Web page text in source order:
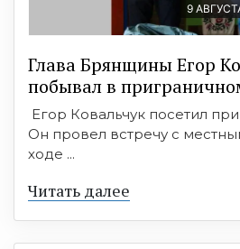
9
Глава Брянщины Егор
побывал в
Егор Ковальчук посетил
Он провел встречу с
ходе ...
Читать далее